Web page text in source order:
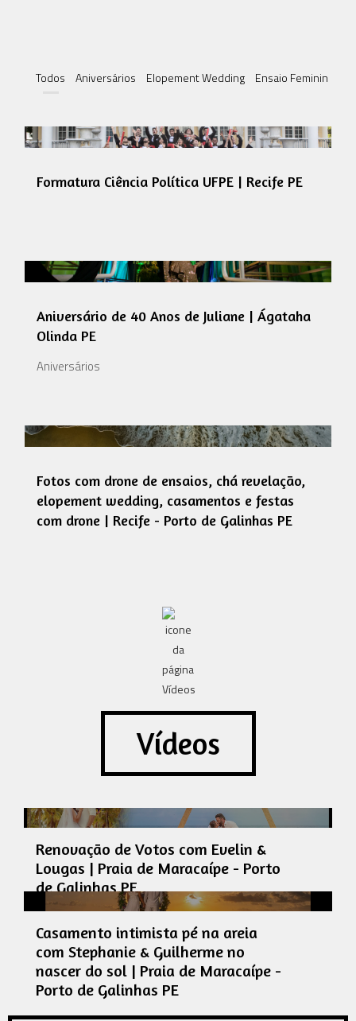
Todos Aniversários Elopement Wedding Ensaio Feminino
Formatura Ciência Política UFPE | Recife PE
Aniversário de 40 Anos de Juliane | Ágataha
Olinda PE
Aniversários
Fotos com drone de ensaios, chá revelação,
elopement wedding, casamentos e festas
com drone | Recife - Porto de Galinhas PE
Vídeos
Renovação de Votos com Evelin &
Lougas | Praia de Maracaípe - Porto
de Galinhas PE
Casamento intimista pé na areia
com Stephanie & Guilherme no
nascer do sol | Praia de Maracaípe -
Porto de Galinhas PE